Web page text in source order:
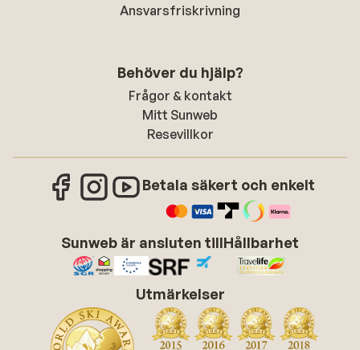
Ansvarsfriskrivning
Behöver du hjälp?
Frågor & kontakt
Mitt Sunweb
Resevillkor
Betala säkert och enkelt
Sunweb är ansluten tillHållbarhet
Utmärkelser